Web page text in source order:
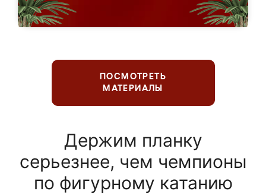
ПОСМОТРЕТЬ
МАТЕРИАЛЫ
Держим планку
серьезнее, чем чемпионы
по фигурному катанию